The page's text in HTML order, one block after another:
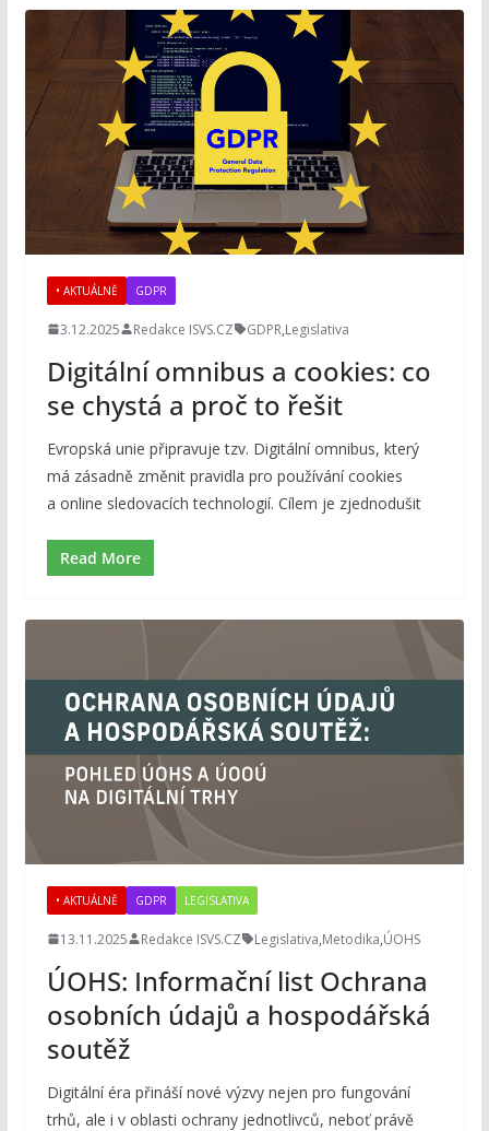
• AKTUÁLNĚ GDPR
3.12.2025 Redakce ISVS.CZ GDPR,Legislativa
Digitální omnibus a cookies: co
se chystá a proč to řešit
Evropská unie připravuje tzv. Digitální omnibus, který
má zásadně změnit pravidla pro používání cookies
a online sledovacích technologií. Cílem je zjednodušit
Read More
• AKTUÁLNĚ GDPR LEGISLATIVA
13.11.2025 Redakce ISVS.CZ Legislativa,Metodika,ÚOHS
ÚOHS: Informační list Ochrana
osobních údajů a hospodářská
soutěž
Digitální éra přináší nové výzvy nejen pro fungování
trhů, ale i v oblasti ochrany jednotlivců, neboť právě